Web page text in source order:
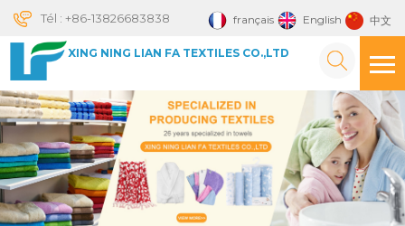
français English 中文
Tél : +86-13826683838
XING NING LIAN FA TEXTILES CO.,LTD